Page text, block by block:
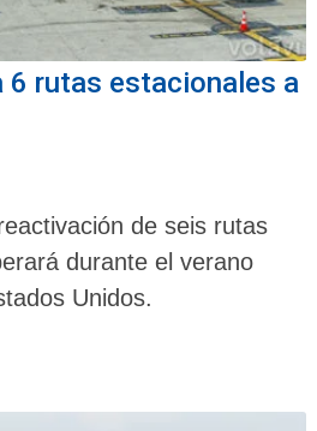
6 rutas estacionales a
de seis rutas
durante el verano
Unidos.